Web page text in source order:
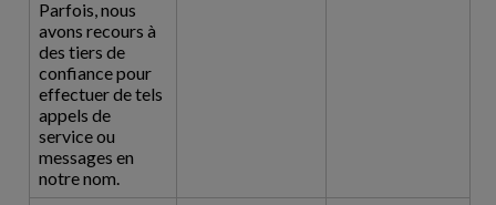
Parfois, nous
avons recours à
des tiers de
confiance pour
effectuer de tels
appels de
service ou
messages en
notre nom.